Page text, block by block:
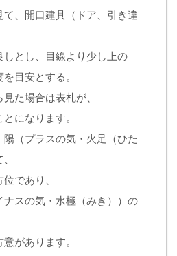
、開口建具（ドア、引き違
とし、目線より少し上の
目安とする。
た場合は表札が、
になります。
（プラスの気・火足（ひた
であり、
スの気・水極（みき））の
があります。